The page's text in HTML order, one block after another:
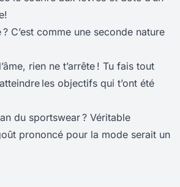
C’est comme une seconde nature
rien ne t’arrête ! Tu fais tout
les objectifs qui t’ont été
du sportswear ? Véritable
prononcé pour la mode serait un